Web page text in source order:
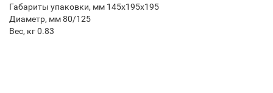
Габариты упаковки, мм 145х195х195
Диаметр, мм 80/125
Вес, кг 0.83